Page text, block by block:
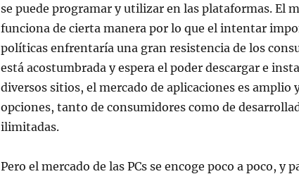
se puede programar y utilizar en las plataformas. El
funciona de cierta manera por lo que el intentar
políticas enfrentaría una gran resistencia de los
está acostumbrada y espera el poder descargar e
diversos sitios, el mercado de aplicaciones es amplio
opciones, tanto de consumidores como de
ilimitadas.
Pero el mercado de las PCs se encoge poco a poco, y